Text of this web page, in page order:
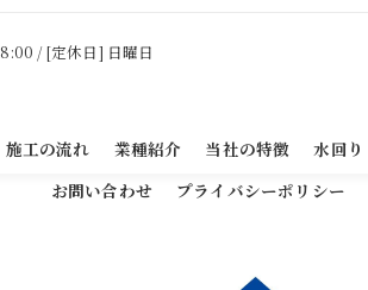
/ [定休日] 日曜日
施工の流れ 業種紹介 当社の特徴 水回り
お問い合わせ
プライバシーポリシー